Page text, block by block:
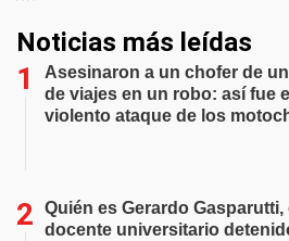
Noticias más leídas
Asesinaron a un chofer de
de viajes en un robo: así fue el
violento ataque de los
Quién es Gerardo Gasparutti,
docente universitario